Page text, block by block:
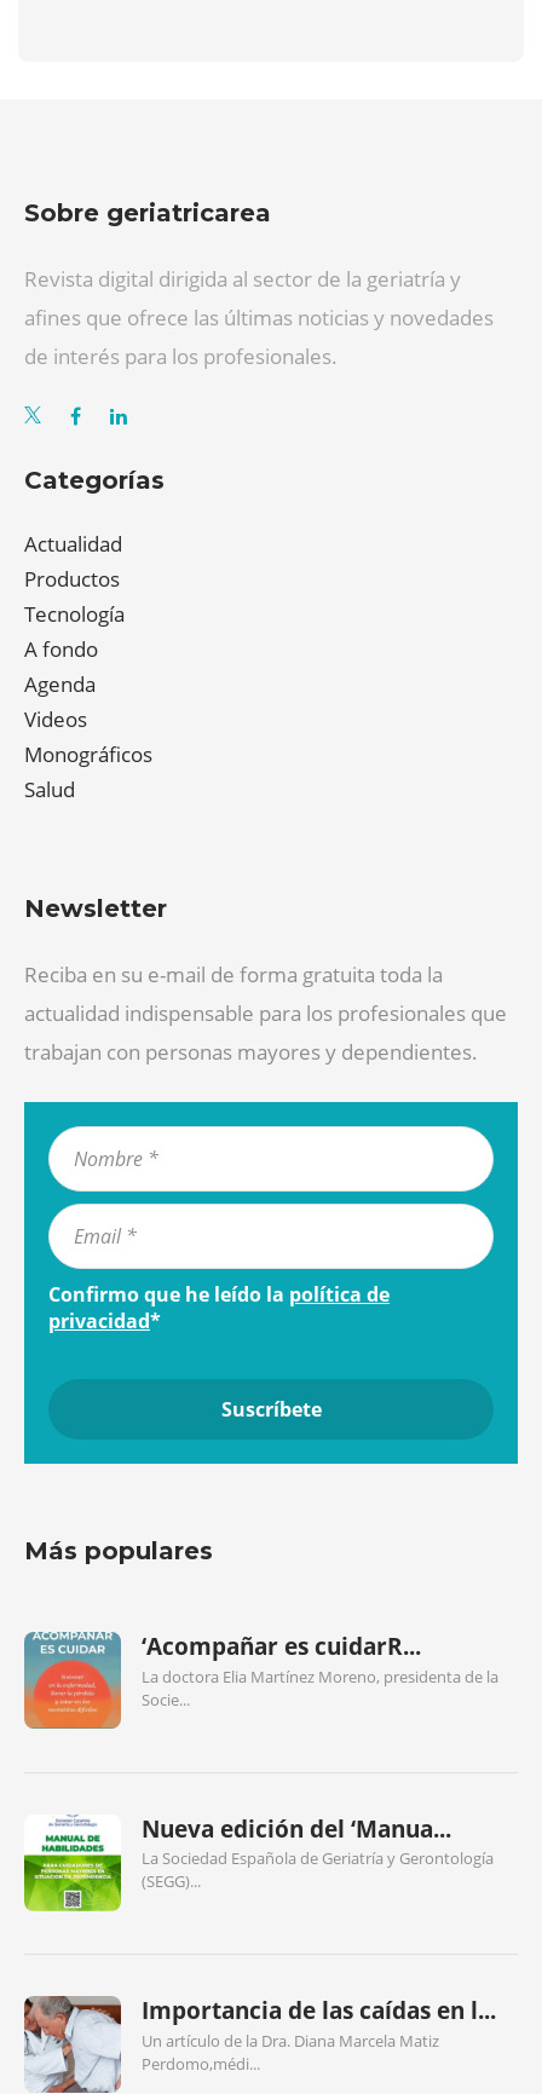
Sobre geriatricarea
Revista digital dirigida al sector de la geriatría y
afines que ofrece las últimas noticias y novedades
de interés para los profesionales.
Categorías
Actualidad
Productos
Tecnología
A fondo
Agenda
Videos
Monográficos
Salud
Newsletter
Reciba en su e-mail de forma gratuita toda la
actualidad indispensable para los profesionales que
trabajan con personas mayores y dependientes.
Confirmo que he leído la política de
privacidad*
Más populares
‘Acompañar es cuidarR...
La doctora Elia Martínez Moreno, presidenta de la
Socie...
Nueva edición del ‘Manua...
La Sociedad Española de Geriatría y Gerontología
(SEGG)...
Importancia de las caídas en l...
Un artículo de la Dra. Diana Marcela Matiz
Perdomo,médi...